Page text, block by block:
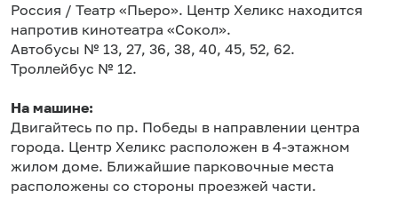
Россия / Театр «Пьеро». Центр Хеликс находится
напротив кинотеатра «Сокол».
Автобусы № 13, 27, 36, 38, 40, 45, 52, 62.
Троллейбус № 12.
На машине:
Двигайтесь по пр. Победы в направлении центра
города. Центр Хеликс расположен в 4-этажном
жилом доме. Ближайшие парковочные места
расположены со стороны проезжей части.